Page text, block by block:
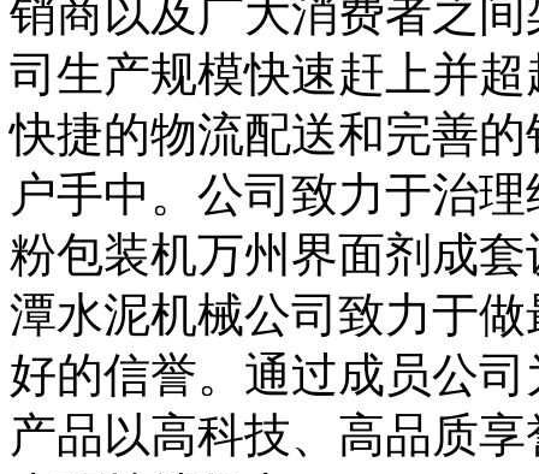
销商以及广大消费者之
司生产规模快速赶上并
快捷的物流配送和完善
户手中。公司致力于治
粉包装机万州界面剂成
潭水泥机械公司致力于
好的信誉。通过成员公
产品以高科技、高品质